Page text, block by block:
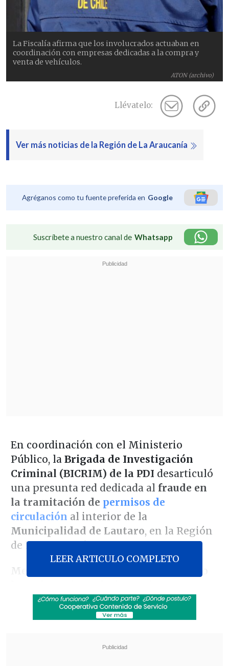
ATON (archivo)
La Fiscalía afirma que los involucrados actuaban en
coordinación con empresas dedicadas a la compra y
venta de vehículos.
Llévatelo:
Ver más noticias de la Región de La Araucanía
Agréganos como tu fuente preferida en Google
Suscríbete a nuestro canal de Whatsapp
En coordinación con el Ministerio
Público, la Brigada de Investigación
Criminal (BICRIM) de la PDI desarticuló
una presunta red dedicada al fraude en
la tramitación de permisos de
circulación al interior de la
Municipalidad de Lautaro, en la Región
de La Araucanía.
Mediante un gran despliegue, que tuvo
allanamientos en 12 domicilios,se logró
detención de ocho personas
fraude al fisco, soborno, cohecho y
LEER ARTICULO COMPLETO